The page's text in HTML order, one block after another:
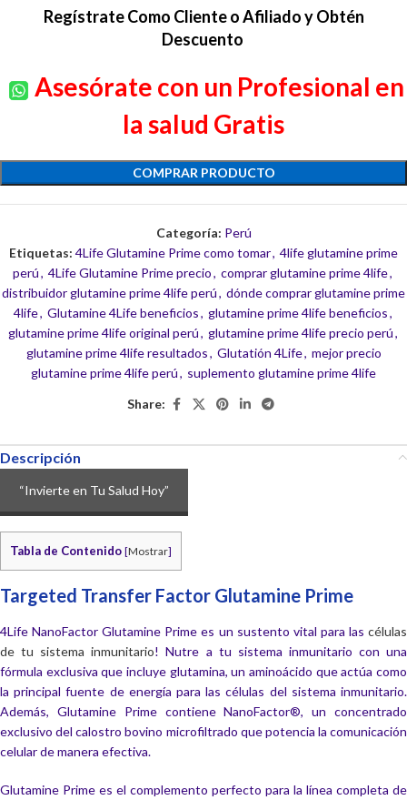
Regístrate Como Cliente o Afiliado y Obtén
Descuento
Asesórate con un Profesional en
la salud Gratis
COMPRAR PRODUCTO
Categoría: Perú
Etiquetas: 4Life Glutamine Prime como tomar, 4life glutamine prime
perú, 4Life Glutamine Prime precio, comprar glutamine prime 4life,
distribuidor glutamine prime 4life perú, dónde comprar glutamine prime
4life, Glutamine 4Life beneficios, glutamine prime 4life beneficios,
glutamine prime 4life original perú, glutamine prime 4life precio perú,
glutamine prime 4life resultados, Glutatión 4Life, mejor precio
glutamine prime 4life perú, suplemento glutamine prime 4life
Share:
Descripción
“Invierte en Tu Salud Hoy”
Tabla de Contenido [Mostrar]
Targeted Transfer Factor Glutamine Prime
4Life NanoFactor Glutamine Prime es un sustento vital para las células
de tu sistema inmunitario! Nutre a tu sistema inmunitario con una
fórmula exclusiva que incluye glutamina, un aminoácido que actúa como
la principal fuente de energía para las células del sistema inmunitario.
Además, Glutamine Prime contiene NanoFactor®, un concentrado
exclusivo del calostro bovino microfiltrado que potencia la comunicación
celular de manera efectiva.
Glutamine Prime es el complemento perfecto para la línea completa de